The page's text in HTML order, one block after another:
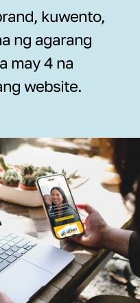
kuwento,
ng agarang
may 4 na
website.